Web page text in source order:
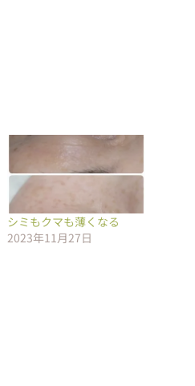
シミもクマも薄くなる
2023年11月27日